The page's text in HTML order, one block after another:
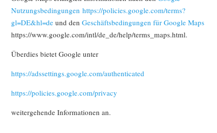
Nutzungsbedingungen https://policies.google.com/terms?
gl=DE&hl=deund den Geschäftsbedingungen für Google Maps
https://www.google.com/intl/de_de/help/terms_maps.html.
Überdies bietet Google unter
https://adssettings.google.com/authenticated
https://policies.google.com/privacy
weitergehende Informationen an.